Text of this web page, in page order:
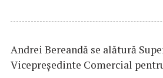
Andrei Bereandă se alătură
Vicepreședinte Comercial